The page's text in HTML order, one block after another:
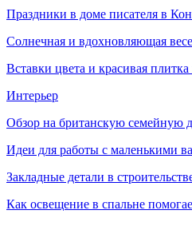
Праздники в доме писателя в
Солнечная и вдохновляющая
Вставки цвета и красивая
Интерьер
Обзор на британскую семейную
Идеи для работы с маленькими
Закладные детали в
Как освещение в спальне